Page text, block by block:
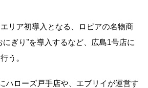
リア初導入となる、ロピアの名物商
にぎり”を導入するなど、広島1号店に
う。
ハローズ戸手店や、エブリイが運営す